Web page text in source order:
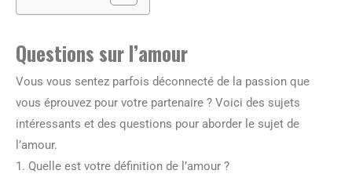
Questions sur l’amour
Vous vous sentez parfois déconnecté de la passion que
vous éprouvez pour votre partenaire ? Voici des sujets
intéressants et des questions pour aborder le sujet de
l’amour.
1. Quelle est votre définition de l’amour ?